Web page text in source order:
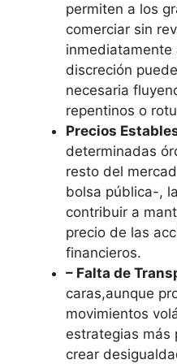
permiten a los
comerciar sin
inmediatamente
discreción
necesaria
repentinos o
Precios
determinadas
resto del
bolsa pública-,
contribuir a
precio de las
financieros.
– Falta de
caras,aunque
movimientos
estrategias más
crear